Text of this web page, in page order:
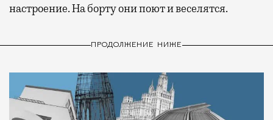
настроение. На борту они поют и веселятся.
ПРОДОЛЖЕНИЕ НИЖЕ